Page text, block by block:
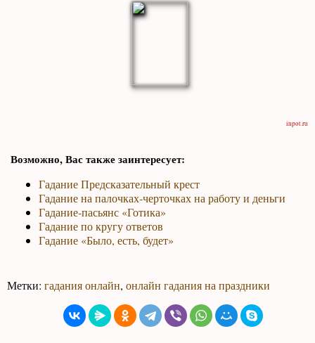
inpot.ru
Возможно, Вас также заинтересует:
Гадание Предсказательный крест
Гадание на палочках-черточках на работу и деньги
Гадание-пасьянс «Готика»
Гадание по кругу ответов
Гадание «Было, есть, будет»
Метки:гадания онлайн,онлайн гадания на праздники